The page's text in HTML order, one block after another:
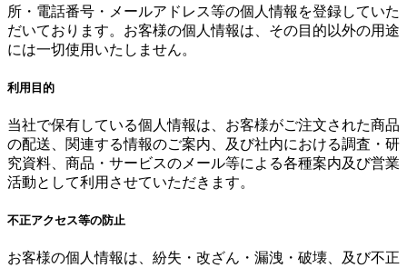
所・電話番号・メールアドレス等の個人情報を登録していた
だいております。お客様の個人情報は、その目的以外の用途
には一切使用いたしません。
利用目的
当社で保有している個人情報は、お客様がご注文された商品
の配送、関連する情報のご案内、及び社内における調査・研
究資料、商品・サービスのメール等による各種案内及び営業
活動として利用させていただきます。
不正アクセス等の防止
お客様の個人情報は、紛失・改ざん・漏洩・破壊、及び不正